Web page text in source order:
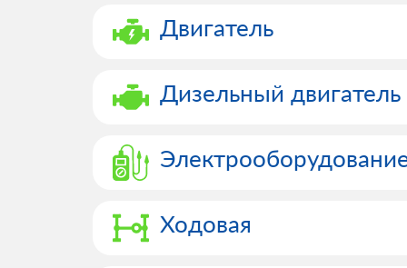
Двигатель
Дизельный двигатель
Ходовая